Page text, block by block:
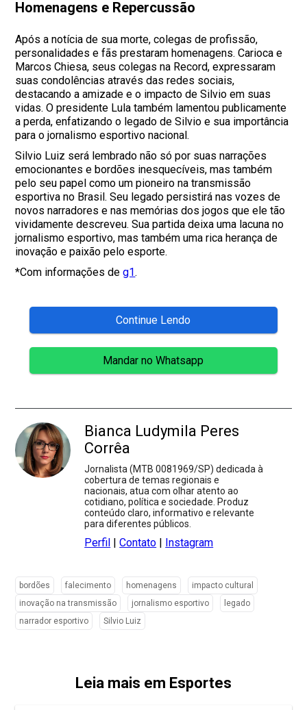
Homenagens e Repercussão
Após a notícia de sua morte, colegas de profissão,
personalidades e fãs prestaram homenagens. Carioca e
Marcos Chiesa, seus colegas na Record, expressaram
suas condolências através das redes sociais,
destacando a amizade e o impacto de Silvio em suas
vidas. O presidente Lula também lamentou publicamente
a perda, enfatizando o legado de Silvio e sua importância
para o jornalismo esportivo nacional.
Silvio Luiz será lembrado não só por suas narrações
emocionantes e bordões inesquecíveis, mas também
pelo seu papel como um pioneiro na transmissão
esportiva no Brasil. Seu legado persistirá nas vozes de
novos narradores e nas memórias dos jogos que ele tão
vividamente descreveu. Sua partida deixa uma lacuna no
jornalismo esportivo, mas também uma rica herança de
inovação e paixão pelo esporte.
*Com informações deg1.
Continue Lendo
Mandar no Whatsapp
Bianca Ludymila Peres
Corrêa
Jornalista (MTB 0081969/SP) dedicada à
cobertura de temas regionais e
nacionais, atua com olhar atento ao
cotidiano, política e sociedade. Produz
conteúdo claro, informativo e relevante
para diferentes públicos.
Perfil |Contato Instagram
bordões falecimento homenagens
impacto cultural
inovação na transmissão
jornalismo esportivo
legado
narrador esportivo
Silvio Luiz
Leia mais em Esportes